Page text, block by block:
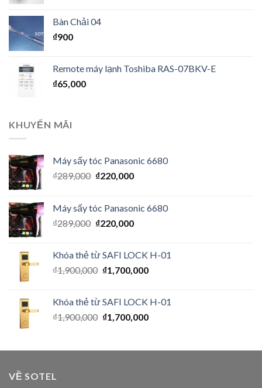
Bàn Chải 04
₫900
Remote máy lạnh Toshiba RAS-07BKV-E
₫65,000
KHUYẾN MÃI
Máy sấy tóc Panasonic 6680
₫289,000 ₫220,000
Máy sấy tóc Panasonic 6680
₫289,000 ₫220,000
Khóa thẻ từ SAFI LOCK H-01
₫1,900,000 ₫1,700,000
Khóa thẻ từ SAFI LOCK H-01
₫1,900,000 ₫1,700,000
VỀ SOTEL